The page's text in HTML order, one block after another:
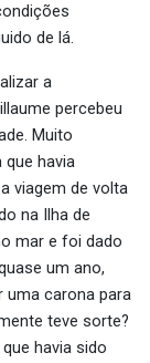
de lá.
a
percebeu
Muito
havia
viagem de volta
na Ilha de
mar e foi dado
um ano,
uma carona para
teve sorte?
havia sido